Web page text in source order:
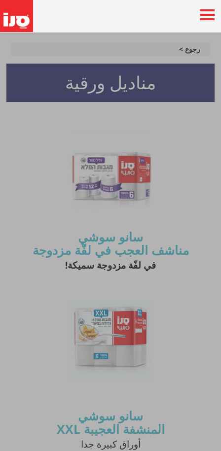
رجوع >
مناديل ورقية
سانو سوشي
مناشف العجب في لفّة مزدوجة
في لفّة مزدوجة سميكة!
سانو سوشي
المنشفة العجيبة XXL
أوراق كبيرة جدا